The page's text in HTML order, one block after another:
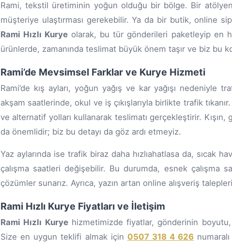
Rami, tekstil üretiminin yoğun olduğu bir bölge. Bir
müşteriye ulaştırması gerekebilir. Ya da bir butik, online
Rami Hızlı Kurye olarak, bu tür gönderileri paketleyip en
ürünlerde, zamanında teslimat büyük önem taşır ve biz bu
Rami’de Mevsimsel Farklar ve Kurye Hizmeti
Rami’de kış ayları, yoğun yağış ve kar yağışı nedeniyle
akşam saatlerinde, okul ve iş çıkışlarıyla birlikte trafik
ve alternatif yolları kullanarak teslimatı gerçekleştirir.
da önemlidir; biz bu detayı da göz ardı etmeyiz.
Yaz aylarında ise trafik biraz daha hızlıahatlasa da, sıcak
çalışma saatleri değişebilir. Bu durumda, esnek çalışma
çözümler sunarız. Ayrıca, yazın artan online alışveriş
Rami Hızlı Kurye Fiyatları ve İletişim
Rami Hızlı Kuryehizmetimizde fiyatlar, gönderinin boyutu,
Size en uygun teklifi almak için 0507 318 4 626